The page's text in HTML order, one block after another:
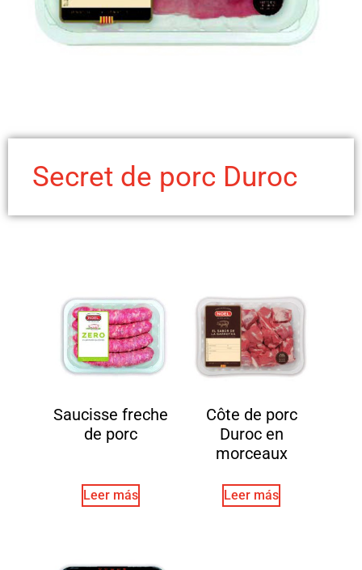
Secret de porc Duroc
Saucisse freche
de porc
Leer más
Côte de porc
Duroc en
morceaux
Leer más